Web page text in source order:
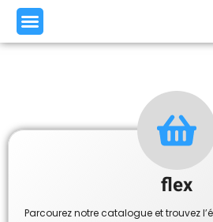
flex
Parcourez notre catalogue et trouvez